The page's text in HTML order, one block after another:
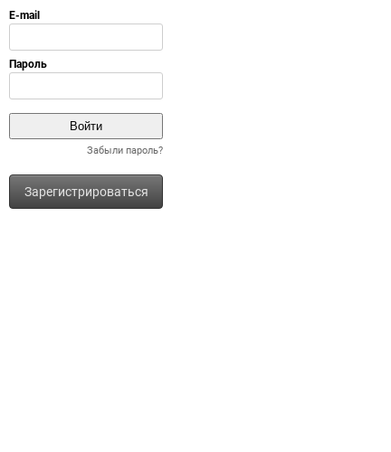
Забыли пароль?
Зарегистрироваться